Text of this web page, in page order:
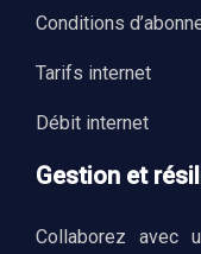
Conditions
Tarifs internet
Débit internet
Gestion et
Collaborez avec